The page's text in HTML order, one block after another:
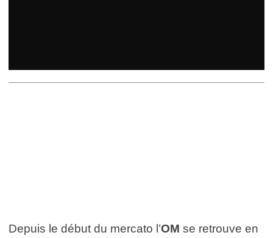
Depuis le début du mercato l’OM se retrouve en